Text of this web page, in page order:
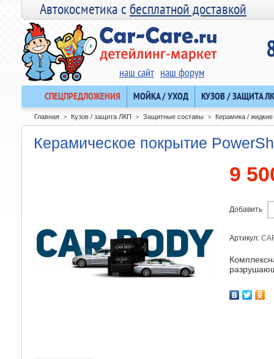
Автокосметика сбесплатной доставкой
наш сайт наш форум
СПЕЦПРЕДЛОЖЕНИЯ МОЙКА / УХОД КУЗОВ / ЗАЩИТА
Главная > Кузов / защита ЛКП > Защитные составы > Керамика /
Керамическое покрытие
9
Добавить
Артикул: